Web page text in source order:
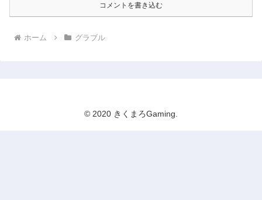
コメントを書き込む
ホーム グラブル
© 2020 きくまろGaming.